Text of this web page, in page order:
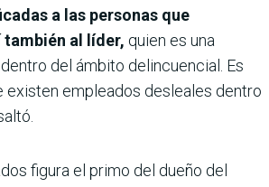
a las personas que
al líder, quien es una
del ámbito delincuencial. Es
existen empleados desleales dentro
figura el primo del dueño del